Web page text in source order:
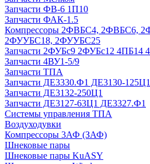
Запчасти ФВ-6 1П10
Запчасти ФАК-1.5
Компрессоры 2ФВБС4, 2ФВБС6,
2ФУУБС18, 2ФУУБС25
Запчасти 2ФУБс9 2ФУБс12 4ПБ14
Запчасти 4ВУ1-5/9
Запчасти ТПА
Запчасти ДЕ3330.Ф1 ДЕ3130-125Ц1
Запчасти ДЕ3132-250Ц1
Запчасти ДЕ3127-63Ц1 ДЕ3327.Ф1
Системы управления ТПА
Воздуходувки
Компрессоры 3АФ (ЗАФ)
Шнековые пары
Шнековые пары KuASY